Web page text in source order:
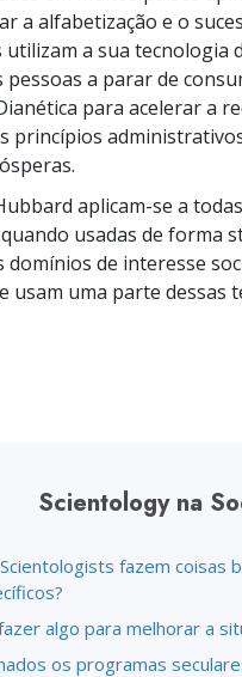
a alfabetização e o
a sua tecnologia
pessoas a parar de
para acelerar a
princípios
aplicam-se a
usadas de forma
de interesse
usam uma parte dessas
Scientology na
fazem coisas
algo para melhorar a
os programas